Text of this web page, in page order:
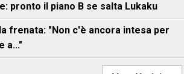
pronto il piano B se salta Lukaku
frenata: "Non c'è ancora intesa per
a..."